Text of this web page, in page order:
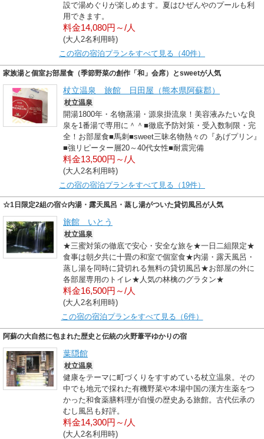
設で湯めぐりが楽しめます。夏はひぜんやのプールも利
用できます。
料金14,080円～/人
(大人2名利用時)
この宿の宿泊プランをすべて見る（40件）
家族湯と個室お部屋食（季節野菜の創作「和」会席）とsweetが人気
杖立温泉 旅館 日田屋（熊本県阿蘇郡）
杖立温泉
開湯1800年・名物蒸湯・源泉掛流泉！美容液みたいな良
泉を1番湯で専用に＾＾■徹底予防対策・受入数制限・完
全！お部屋食■馬刺■sweet三昧名物熱々の『あげプリン』
■強リピーター層20～40代女性■耐震完備
料金13,500円～/人
(大人2名利用時)
この宿の宿泊プランをすべて見る（19件）
☆1日限定2組の宿☆内湯・露天風呂・蒸し湯がついた貸切風呂が人気
旅館 いとう
杖立温泉
★三蜜対策の徹底で安心・安全な旅を★一日二組限定★
食事は朝夕共に十畳の和室で個室食★内湯・露天風呂・
蒸し湯を同時に貸切れる無料の貸切風呂★お部屋の外に
各部屋専用のトイレ★人気の林檎のグラタン★
料金16,500円～/人
(大人2名利用時)
この宿の宿泊プランをすべて見る（6件）
阿蘇の大自然に包まれた歴史と伝統の火野葦平ゆかりの宿
葉隠館
杖立温泉
健康をテーマに町づくりをすすめている杖立温泉。その
中でも地元で採れた有機野菜や本場中国の漢方生薬をつ
かった和食薬膳料理が自慢の歴史ある旅館。古代伝承の
むし風呂も好評。
料金14,300円～/人
(大人2名利用時)